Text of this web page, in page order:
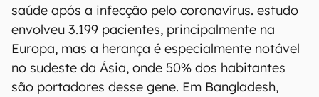
saúde após a infecção pelo coronavírus. estudo
envolveu 3.199 pacientes, principalmente na
Europa, mas a herança é especialmente notável
no sudeste da Ásia, onde 50% dos habitantes
são portadores desse gene. Em Bangladesh,